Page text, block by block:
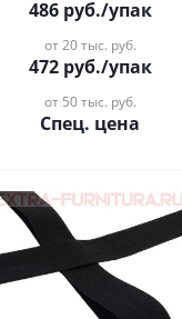
486руб./упак
от 20 тыс. руб.
472руб./упак
от 50 тыс. руб.
Спец. цена